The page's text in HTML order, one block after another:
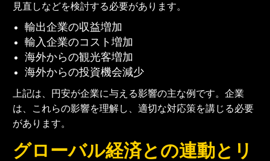
見直しなどを検討する必要があります。
輸出企業の収益増加
輸入企業のコスト増加
海外からの観光客増加
海外からの投資機会減少
上記は、円安が企業に与える影響の主な例です。企業
は、これらの影響を理解し、適切な対応策を講じる必要
があります。
グローバル経済との連動とリ